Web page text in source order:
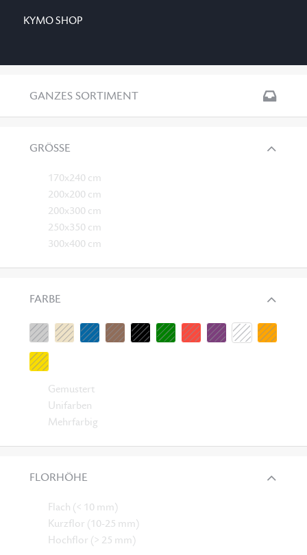
KYMO SHOP
GANZES SORTIMENT
GRÖSSE
170x240 cm
200x200 cm
200x300 cm
250x350 cm
300x400 cm
FARBE
Gemustert
Unifarben
Mehrfarbig
FLORHÖHE
Flach (< 10 mm)
Kurzflor (10-25 mm)
Hochflor (> 25 mm)